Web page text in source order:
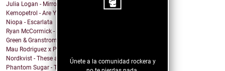
Únete a la comunidad rockera y
Julia Logan - Mirrors
Kemopetrol - Are You Coming Home?
Niopa - Escarlata
Ryan McCormick - Sonic Boom
Green & Granstrom - Only Summer
Mau Rodriguez x Perfecto Mando x Grupo la Union - ...
Nordkvist - These are the days
Phantom Sugar - Too Psycho